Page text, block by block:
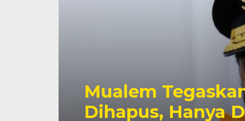
Mualem
Dihapus, Hanya